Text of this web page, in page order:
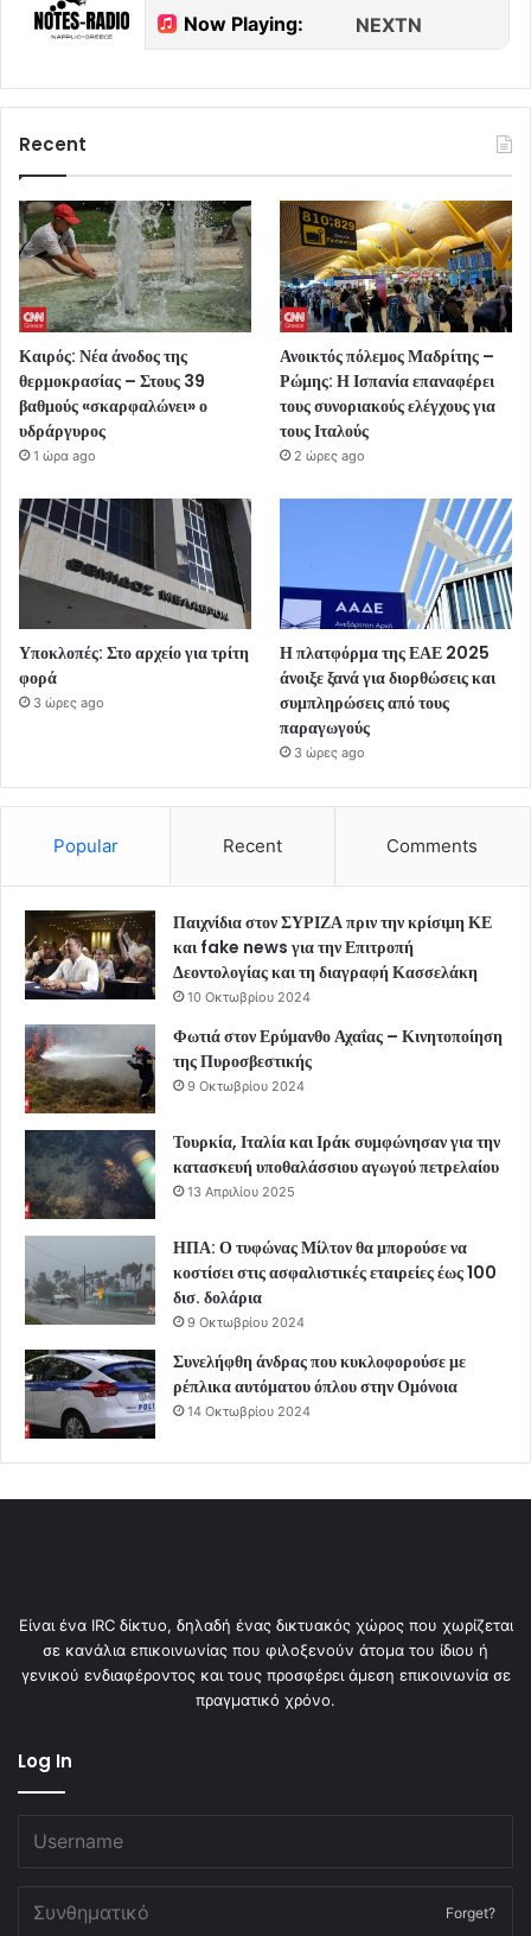
Recent
Καιρός: Νέα άνοδος της
θερμοκρασίας – Στους 39
βαθμούς «σκαρφαλώνει» ο
υδράργυρος
1 ώρα ago
Ανοικτός πόλεμος Μαδρίτης –
Ρώμης: Η Ισπανία επαναφέρει
τους συνοριακούς ελέγχους για
τους Ιταλούς
2 ώρες ago
Υποκλοπές: Στο αρχείο για τρίτη
φορά
3 ώρες ago
Η πλατφόρμα της ΕΑΕ 2025
άνοιξε ξανά για διορθώσεις και
συμπληρώσεις από τους
παραγωγούς
3 ώρες ago
Popular Recent Comments
Παιχνίδια στον ΣΥΡΙΖΑ πριν την κρίσιμη ΚΕ
και fake news για την Επιτροπή
Δεοντολογίας και τη διαγραφή Κασσελάκη
10 Οκτωβρίου 2024
Φωτιά στον Ερύμανθο Αχαΐας – Κινητοποίηση
της Πυροσβεστικής
9 Οκτωβρίου 2024
Τουρκία, Ιταλία και Ιράκ συμφώνησαν για την
κατασκευή υποθαλάσσιου αγωγού πετρελαίου
13 Απριλίου 2025
ΗΠΑ: Ο τυφώνας Μίλτον θα μπορούσε να
κοστίσει στις ασφαλιστικές εταιρείες έως 100
δισ. δολάρια
9 Οκτωβρίου 2024
Συνελήφθη άνδρας που κυκλοφορούσε με
ρέπλικα αυτόματου όπλου στην Ομόνοια
14 Οκτωβρίου 2024
Είναι ένα IRC δίκτυο, δηλαδή ένας δικτυακός χώρος που χωρίζεται
σε κανάλια επικοινωνίας που φιλοξενούν άτομα του ίδιου ή
γενικού ενδιαφέροντος και τους προσφέρει άμεση επικοινωνία σε
πραγματικό χρόνο.
Log In
Forget?